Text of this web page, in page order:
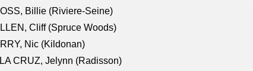
Billie (Riviere-Seine)
Cliff (Spruce Woods)
Nic (Kildonan)
CRUZ, Jelynn (Radisson)